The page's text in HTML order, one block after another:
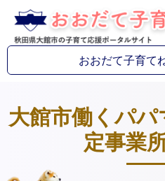
おおだて子育て
大館市働くパ
定事業